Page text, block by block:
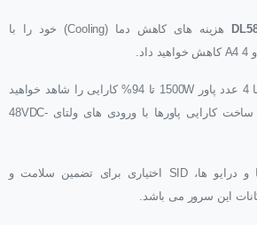
هزینه های کاهش دما (Cooling) خود را با
شما همچنین در این سرور با 4 عدد پاور 1500W تا 94% کارایی را شاهد خواهید
)، زیر ساخت کارایی پاورها با ورودی های ولتای -48VDC
قابلیت hot plug در فن ها و درایو ها، SID اختیاری برای تضمین سلامت و
این سرور می باشد.